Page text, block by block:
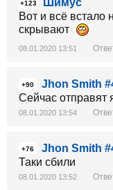
+123
Шимус
Вот и всё встало
скрывают
08.01.2020 13:51
+90
Jhon Smith
Сейчас отправят
08.01.2020 13:54
+76
Jhon Smith
Таки сбили
08.01.2020 13:52